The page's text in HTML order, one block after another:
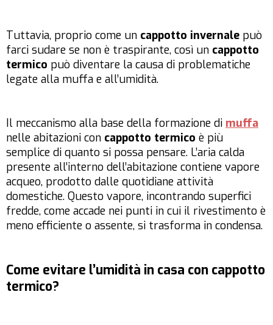
Tuttavia, proprio come un cappotto invernale può
farci sudare se non è traspirante, così un cappotto
termico può diventare la causa di problematiche
legate alla muffa e all’umidità.
Il meccanismo alla base della formazione di muffa
nelle abitazioni con cappotto termico è più
semplice di quanto si possa pensare. L’aria calda
presente all’interno dell’abitazione contiene vapore
acqueo, prodotto dalle quotidiane attività
domestiche. Questo vapore, incontrando superfici
fredde, come accade nei punti in cui il rivestimento è
meno efficiente o assente, si trasforma in condensa.
Come evitare l’umidità in casa con cappotto
termico?